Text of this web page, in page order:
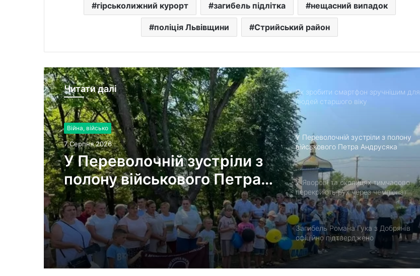
гірськолижний курорт загибель підлітка нещасний випадок
поліція Львівщини Стрийський район
Читати далі
Війна, військо
7 Серпня 2026
У Переволочній зустріли з
полону військового Петра
Андрусяка
пограбували чоловіка: двом
неповнолітнім повідомили про
підозру
Як зробити смартфон зручнішим для
людей старшого віку
У Переволочній зустріли з полону
військового Петра Андрусяка
У Яворові та околицях тимчасово
перекриють рух через чемпіонат
України з велоспорту
Загибель Романа Гука з Добрянів
офіційно підтверджено